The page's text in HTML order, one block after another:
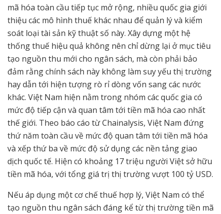
mã hóa toàn cầu tiếp tục mở rộng, nhiều quốc gia giới
thiệu các mô hình thuế khác nhau để quản lý và kiểm
soát loại tài sản kỹ thuật số này. Xây dựng một hệ
thống thuế hiệu quả không nên chỉ dừng lại ở mục tiêu
tạo nguồn thu mới cho ngân sách, mà còn phải bảo
đảm rằng chính sách này không làm suy yếu thị trường
hay dẫn tới hiện tượng rò rỉ dòng vốn sang các nước
khác. Việt Nam hiện nằm trong nhóm các quốc gia có
mức độ tiếp cận và quan tâm tới tiền mã hóa cao nhất
thế giới. Theo báo cáo từ Chainalysis, Việt Nam đứng
thứ năm toàn cầu về mức độ quan tâm tới tiền mã hóa
và xếp thứ ba về mức độ sử dụng các nền tảng giao
dịch quốc tế. Hiện có khoảng 17 triệu người Việt sở hữu
tiền mã hóa, với tổng giá trị thị trường vượt 100 tỷ USD.
Nếu áp dụng một cơ chế thuế hợp lý, Việt Nam có thể
tạo nguồn thu ngân sách đáng kể từ thị trường tiền mã